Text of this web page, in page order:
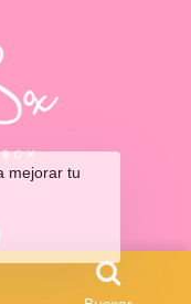
mejorar tu